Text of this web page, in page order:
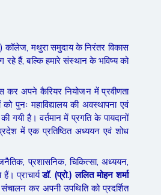
मथुरा समुदाय के निरंतर विकास
हैं, बल्कि हमारे संस्थान के भविष्य को
कर अपने कैरियर नियोजन में प्रवीणता
पुनः महाविद्यालय की अवस्थापना एवं
गयी है। वर्तमान में प्रगति के पायदानों
में एक प्रतिष्ठित अध्ययन एवं शोध
प्रशासनिक, चिकित्सा, अध्ययन,
प्राचार्यडॉ. (प्रो.) ललित मोहन शर्मा
कर अपनी उपथिति को प्रदर्शित